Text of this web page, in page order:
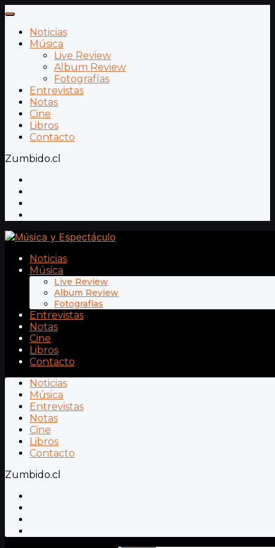
Noticias
Música
Live Review
Album Review
Fotografías
Entrevistas
Notas
Cine
Libros
Contacto
Zumbido.cl
Noticias
Música
Live Review
Album Review
Fotografías
Entrevistas
Notas
Cine
Libros
Contacto
Noticias
Música
Entrevistas
Notas
Cine
Libros
Contacto
Zumbido.cl